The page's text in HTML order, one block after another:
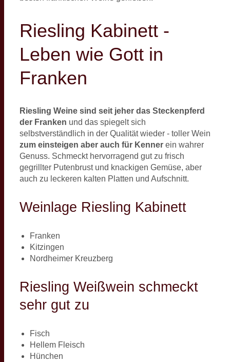
Riesling Kabinett -
Leben wie Gott in
Franken
Riesling Weine sind seit jeher das Steckenpferd
der Franken und das spiegelt sich
selbstverständlich in der Qualität wieder - toller Wein
zum einsteigen aber auch für Kenner ein wahrer
Genuss. Schmeckt hervorragend gut zu frisch
gegrillter Putenbrust und knackigen Gemüse, aber
auch zu leckeren kalten Platten und Aufschnitt.
Weinlage Riesling Kabinett
Franken
Kitzingen
Nordheimer Kreuzberg
Riesling Weißwein schmeckt
sehr gut zu
Fisch
Hellem Fleisch
Hünchen